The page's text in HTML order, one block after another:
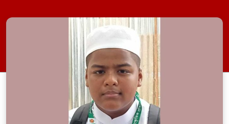
সকাল থেকে দুপুর পর্যন্ত কুমিল্লা জেলা মডেল
মসজিদ ও ইসলামিক সাংস্কৃতিক কেন্দ্র, নিউ ডিসি
রোড,ছোটরা,কুমিল্লায় এ প্রতিযোগীতা অনুষ্ঠিত
হয়। ইসলামিক ফাউন্ডেশন কতৃক আয়োজিত
জাতীয় শিশু- কিশোর ইসলামিক সাংস্কৃতিক […]